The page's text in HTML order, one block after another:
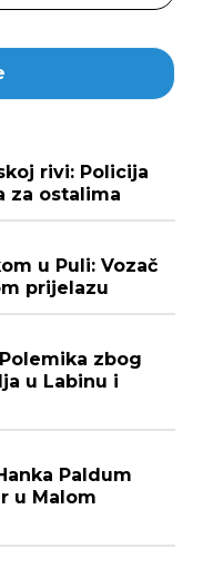
rivi: Policija
za ostalima
u Puli: Vozač
prijelazu
zbog
u Labinu i
Paldum
u Malom